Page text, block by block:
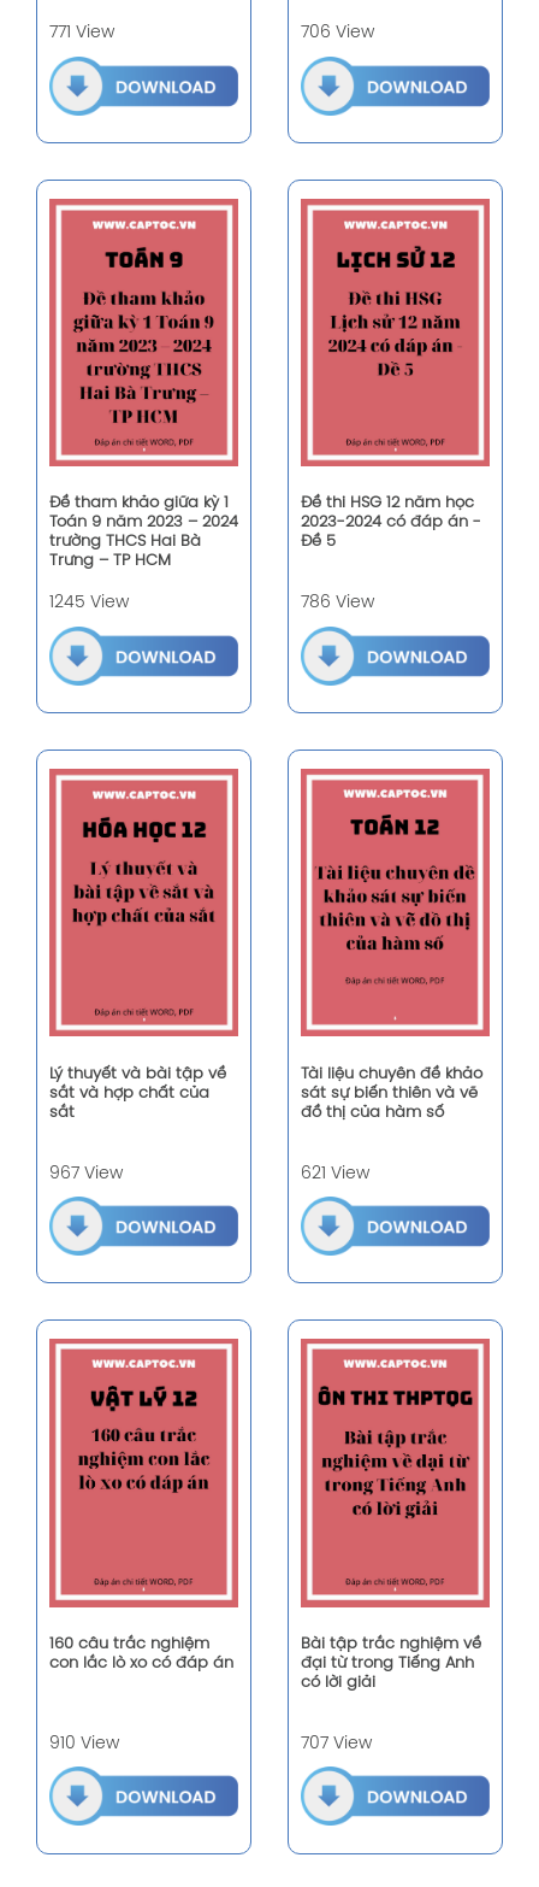
771 View 706 View
Đề tham khảo giữa kỳ 1
Toán 9 năm 2023 – 2024
trường THCS Hai Bà
Trưng – TP HCM
1245 View
Đề thi HSG 12 năm học
2023-2024 có đáp án -
Đề 5
786 View
Lý thuyết và bài tập về
sắt và hợp chất của
sắt
967 View
Tài liệu chuyên đề khảo
sát sự biến thiên và vẽ
đồ thị của hàm số
621 View
160 câu trắc nghiệm
con lắc lò xo có đáp án
910 View
Bài tập trắc nghiệm về
đại từ trong Tiếng Anh
có lời giải
707 View